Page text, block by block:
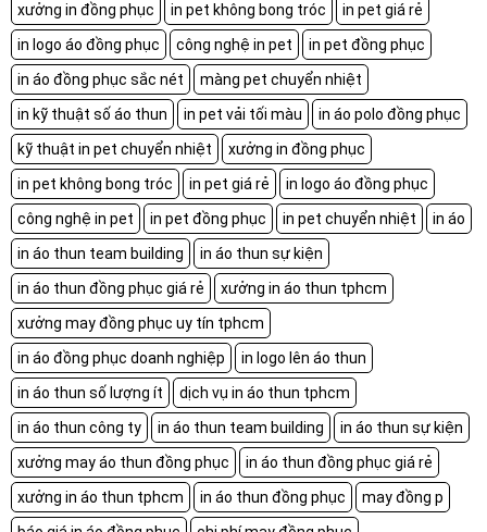
xưởng in đồng phục
in pet không bong tróc
in pet giá rẻ
in logo áo đồng phục
công nghệ in pet
in pet đồng phục
in áo đồng phục sắc nét
màng pet chuyển nhiệt
in kỹ thuật số áo thun
in pet vải tối màu
in áo polo đồng phục
kỹ thuật in pet chuyển nhiệt
xưởng in đồng phục
in pet không bong tróc
in pet giá rẻ
in logo áo đồng phục
công nghệ in pet
in pet đồng phục in pet chuyển nhiệt
in áo
in áo thun team building
in áo thun sự kiện
in áo thun đồng phục giá rẻ
xưởng in áo thun tphcm
xưởng may đồng phục uy tín tphcm
in áo đồng phục doanh nghiệp
in logo lên áo thun
in áo thun số lượng ít
dịch vụ in áo thun tphcm
in áo thun công ty
in áo thun team building
in áo thun sự kiện
xưởng may áo thun đồng phục
in áo thun đồng phục giá rẻ
xưởng in áo thun tphcm
in áo thun đồng phục
may đồng p